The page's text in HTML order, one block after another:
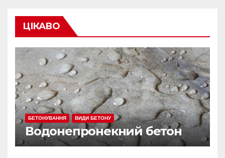
ЦІКАВО
БЕТОНУВАННЯ ВИДИ БЕТОНУ
Водонепронекний бетон